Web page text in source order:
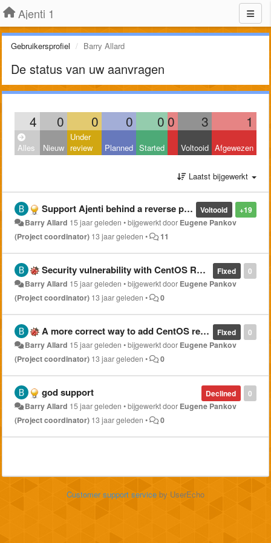
Ajenti 1
Gebruikersprofiel Barry Allard
De status van uw aanvragen
4 0 0 0 0 0 3 1
Alles Nieuw
Under
review
Planned Started Voltooid Afgewezen
Laatst bijgewerkt
+19
Voltooid
Support Ajenti behind a reverse proxy
Barry Allard 15 jaar geleden •bijgewerkt door Eugene Pankov
(Project coordinator) 13 jaar geleden • 11
0
Fixed
Security vulnerability with CentOS RPMs.
Barry Allard 15 jaar geleden •bijgewerkt door Eugene Pankov
(Project coordinator) 13 jaar geleden • 0
0
Fixed
A more correct way to add CentOS repo.
Barry Allard 15 jaar geleden •bijgewerkt door Eugene Pankov
(Project coordinator) 13 jaar geleden • 0
0
Declined
god support
Barry Allard 15 jaar geleden •bijgewerkt door Eugene Pankov
(Project coordinator) 13 jaar geleden • 0
Customer support service by UserEcho